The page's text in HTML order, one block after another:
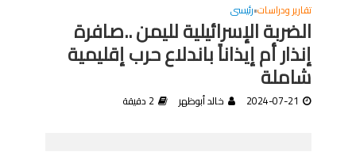
تقارير ودراسات•رئيسى
الضربة الإسرائيلية لليمن ..صافرة
إنذار أم إيذاناً باندلاع حرب إقليمية
شاملة
2024-07-21 خالد أبوظهر 2 دقيقة